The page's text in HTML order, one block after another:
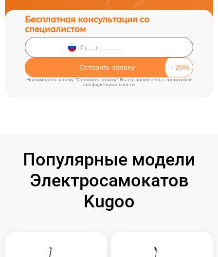
Бесплатная консультация со
специалистом
Оставить заявку
Нажимая на кнопку "Оставить заявку" Вы соглашаетесь c политикой
конфиденциальности
Популярные модели
Электросамокатов
Kugoo